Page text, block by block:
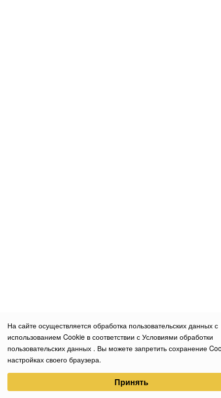
На сайте осуществляется обработка пользовательских данных с
использованием Cookie в соответствии с Условиями обработки
пользовательских данных . Вы можете запретить сохранение
настройках своего браузера.
Принять